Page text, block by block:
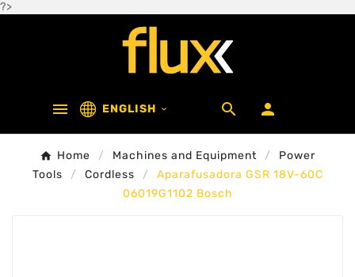
?>
 ENGLISH   
Home Machines and Equipment
Power
Tools
Cordless
Aparafusadora GSR 18V-60C
06019G1102 Bosch